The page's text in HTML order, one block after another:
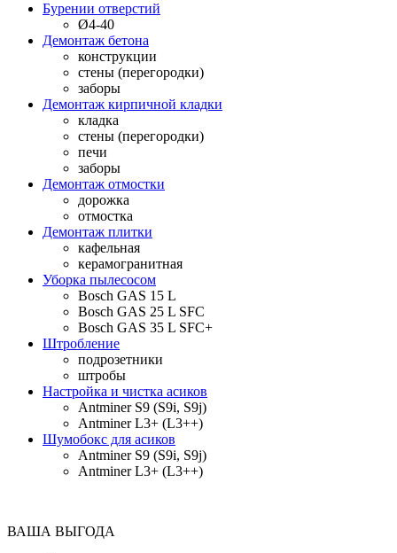
Бурении отверстий
Ø4-40
Демонтаж бетона
конструкции
стены (перегородки)
заборы
Демонтаж кирпичной кладки
кладка
стены (перегородки)
печи
заборы
Демонтаж отмостки
дорожка
отмостка
Демонтаж плитки
кафельная
керамогранитная
Уборка пылесосом
Bosch GAS 15 L
Bosch GAS 25 L SFC
Bosch GAS 35 L SFC+
Штробление
подрозетники
штробы
Настройка и чистка асиков
Antminer S9 (S9i, S9j)
Antminer L3+ (L3++)
Шумобокс для асиков
Antminer S9 (S9i, S9j)
Antminer L3+ (L3++)
ВАША ВЫГОДА